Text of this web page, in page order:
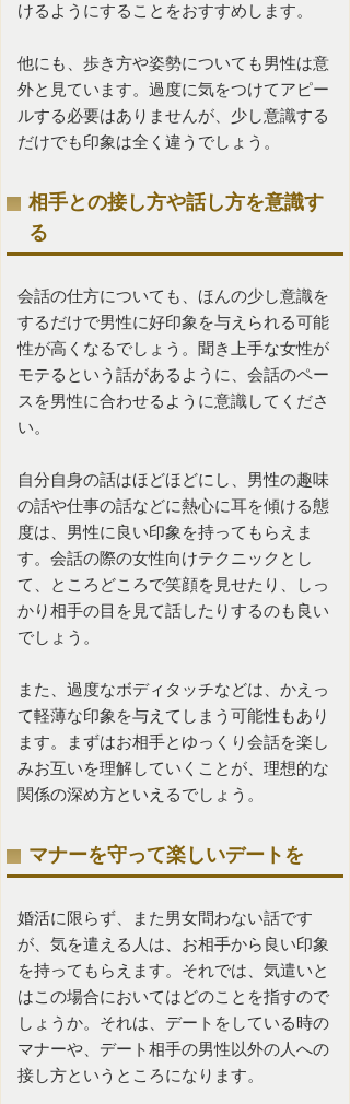
けるようにすることをおすすめします。
他にも、歩き方や姿勢についても男性は意
外と見ています。過度に気をつけてアピー
ルする必要はありませんが、少し意識する
だけでも印象は全く違うでしょう。
相手との接し方や話し方を意識す
る
会話の仕方についても、ほんの少し意識を
するだけで男性に好印象を与えられる可能
性が高くなるでしょう。聞き上手な女性が
モテるという話があるように、会話のペー
スを男性に合わせるように意識してくださ
い。
自分自身の話はほどほどにし、男性の趣味
の話や仕事の話などに熱心に耳を傾ける態
度は、男性に良い印象を持ってもらえま
す。会話の際の女性向けテクニックとし
て、ところどころで笑顔を見せたり、しっ
かり相手の目を見て話したりするのも良い
でしょう。
また、過度なボディタッチなどは、かえっ
て軽薄な印象を与えてしまう可能性もあり
ます。まずはお相手とゆっくり会話を楽し
みお互いを理解していくことが、理想的な
関係の深め方といえるでしょう。
マナーを守って楽しいデートを
婚活に限らず、また男女問わない話です
が、気を遣える人は、お相手から良い印象
を持ってもらえます。それでは、気遣いと
はこの場合においてはどのことを指すので
しょうか。それは、デートをしている時の
マナーや、デート相手の男性以外の人への
接し方というところになります。